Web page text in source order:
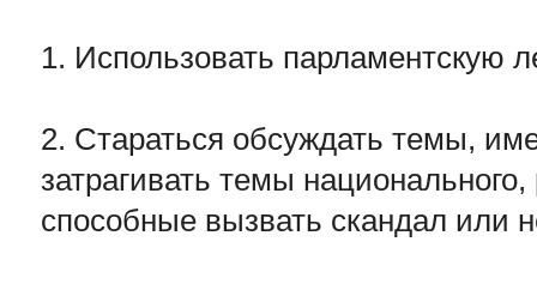
1. Использовать парламентскую
2. Стараться обсуждать темы,
затрагивать темы
способные вызвать скандал или